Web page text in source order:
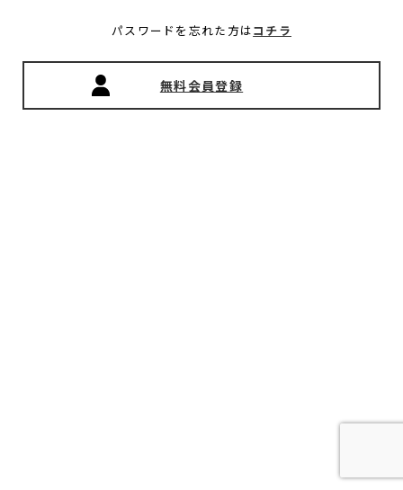
パスワードを忘れた方はコチラ
無料会員登録